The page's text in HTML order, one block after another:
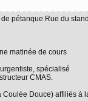
pétanque Rue du
matinée de cours
spécialisé
CMAS.
Coulée Douce) affiliés à